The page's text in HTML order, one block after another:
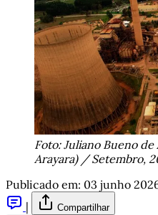
Foto: Juliano Bueno
Arayara) / Setembro,
Publicado em: 03 junho
|
Compartilhar